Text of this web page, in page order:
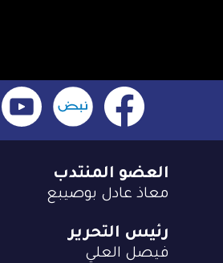
العضو المنتدب
معاذ عادل بوصيبع
رئيس التحرير
فيصل العلي